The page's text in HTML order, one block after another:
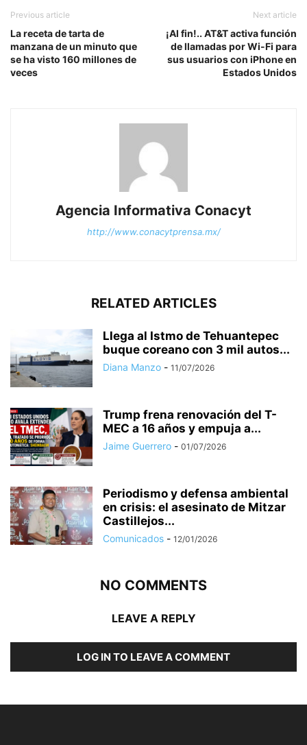
Previous article
La receta de tarta de
manzana de un minuto que
se ha visto 160 millones de
veces
Next article
¡Al fin!.. AT&T activa función
de llamadas por Wi-Fi para
sus usuarios con iPhone en
Estados Unidos
Agencia Informativa Conacyt
http://www.conacytprensa.mx/
RELATED ARTICLES
Llega al Istmo de Tehuantepec
buque coreano con 3 mil autos...
Diana Manzo - 11/07/2026
Trump frena renovación del T-
MEC a 16 años y empuja a...
Jaime Guerrero - 01/07/2026
Periodismo y defensa ambiental
en crisis: el asesinato de Mitzar
Castillejos...
Comunicados - 12/01/2026
NO COMMENTS
LEAVE A REPLY
LOG IN TO LEAVE A COMMENT